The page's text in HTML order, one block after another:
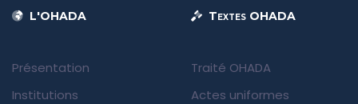
L'OHADA
Présentation
Institutions
Textes OHADA
Traité OHADA
Actes uniformes